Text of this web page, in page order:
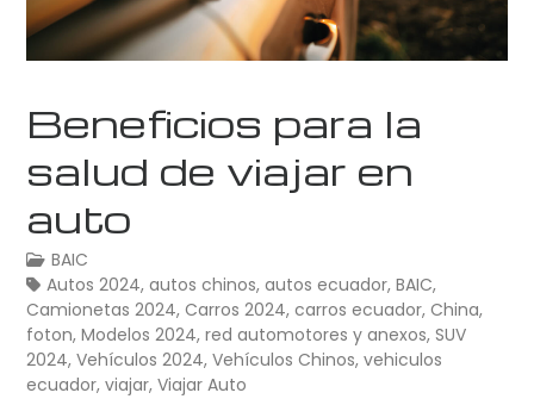
Beneficios para la
salud de viajar en
auto
BAIC
Autos 2024,autos chinos,autos ecuador,BAIC,
Camionetas 2024,Carros 2024,carros ecuador,China,
foton,Modelos 2024,red automotores y anexos,SUV
2024,Vehículos 2024,Vehículos Chinos,vehiculos
ecuador,viajar,Viajar Auto